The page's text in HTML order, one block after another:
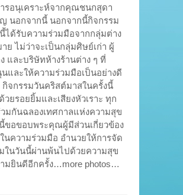
รอนุเคราะห์จากคุณชนกสุดา
นอกจากนี้ นอกจากนี้กิจกรรม
ได้รับความร่วมมือจากกลุ่มต่าง
ย ไม่ว่าจะเป็นกลุ่มศิษย์เก่า ผู้
และบริษัทห้างร้านต่าง ๆ ที่
และให้ความร่วมมือเป็นอย่างดี
กิจกรรมวันคริสต์มาสในครั้งนี้
วยรอยยิ้มและเสียงหัวเราะ ทุก
มกันฉลองเทศกาลแห่งความสุข
ขอขอบพระคุณผู้มีส่วนเกี่ยวข้อง
นความร่วมมือ อำนวยให้การจัด
ในวันนี้ผ่านพ้นไปด้วยความสุข
มยินดีอีกครั้ง…more photos…